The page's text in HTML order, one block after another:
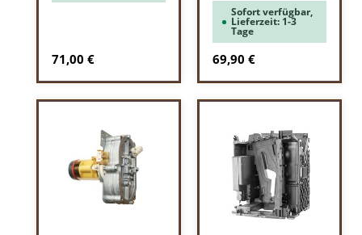
Regulärer Preis:
71,00 €
Sofort verfügbar,
Lieferzeit: 1-3
Tage
Regulärer Preis:
69,90 €